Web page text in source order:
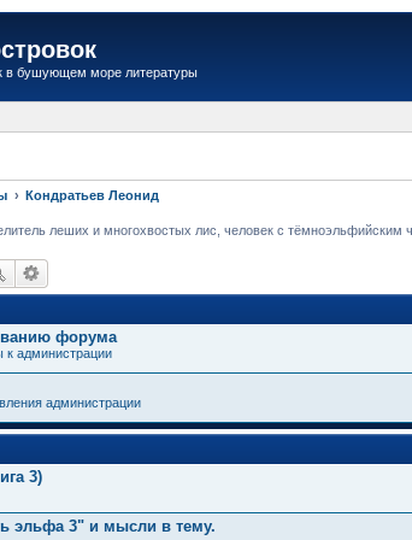
в бушующем море литературы
Кондратьев Леонид
леших и многохвостых лис, человек с
форума
к администрации
администрации
3)
эльфа 3" и мысли в тему.